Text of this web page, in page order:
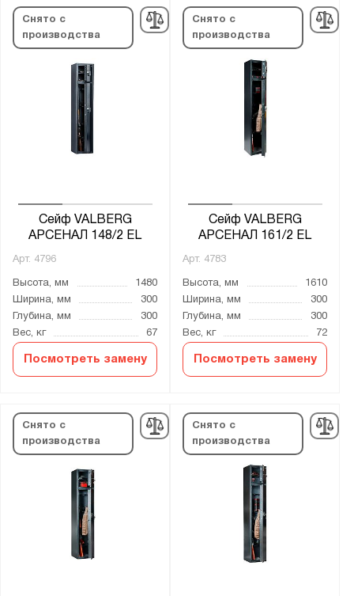
Снято с
производства
Сейф VALBERG
АРСЕНАЛ 148/2 EL
Арт. 4796
Высота, мм
1480
Ширина, мм
300
Глубина, мм
300
Вес, кг
67
Посмотреть замену
Снято с
производства
Сейф VALBERG
АРСЕНАЛ 161/2 EL
Арт. 4783
Высота, мм
1610
Ширина, мм
300
Глубина, мм
300
Вес, кг
72
Посмотреть замену
Снято с
производства
Снято с
производства